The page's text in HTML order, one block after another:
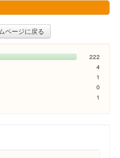
ページに戻る
222
4
1
0
1